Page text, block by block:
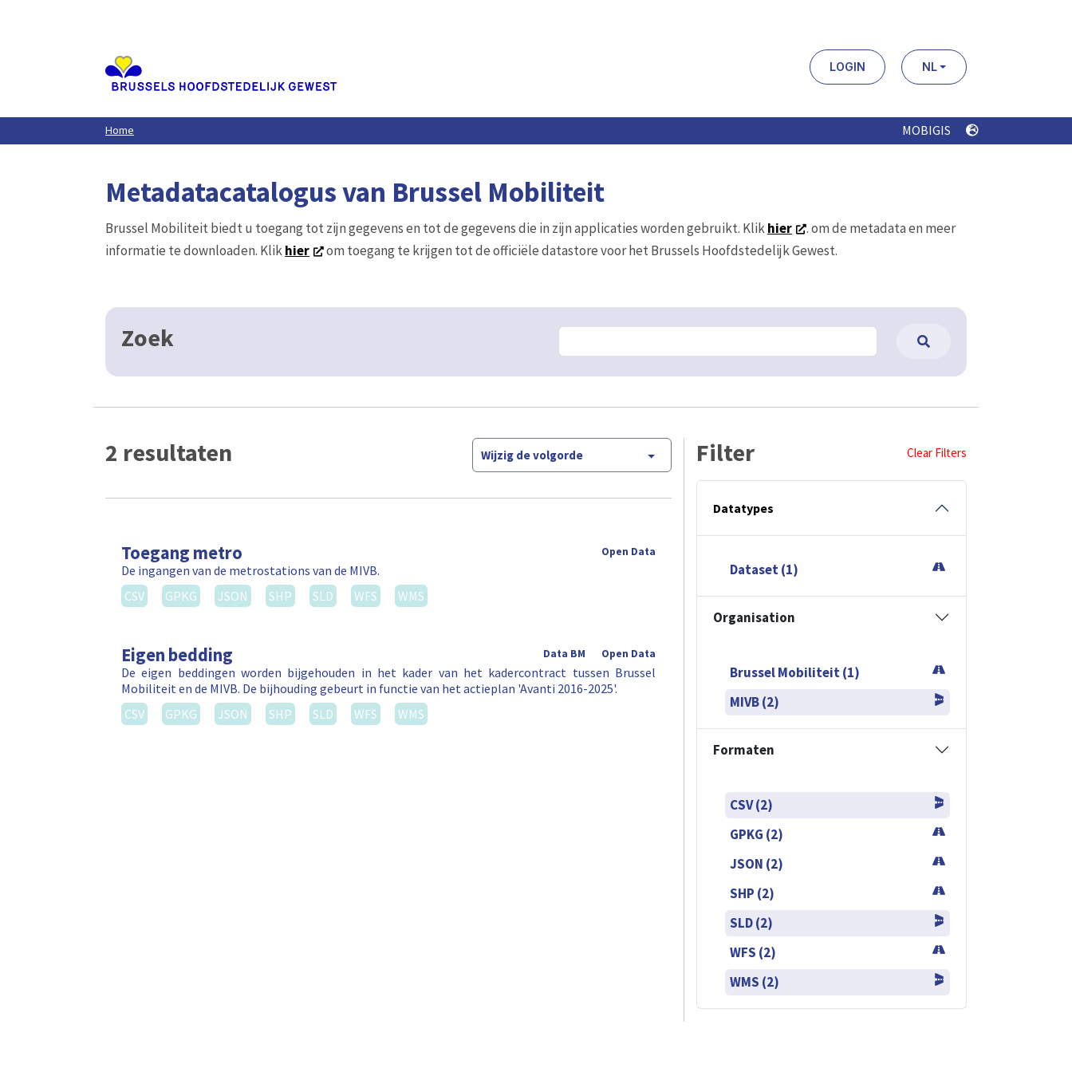
LOGIN NL
Home MOBIGIS
Metadatacatalogus van Brussel Mobiliteit
Brussel Mobiliteit biedt u toegang tot zijn gegevens en tot de gegevens die in zijn applicaties worden gebruikt. Klikhier
. om de metadata en meer
informatie te downloaden. Klikhier om toegang te krijgen tot de officiële datastore voor het Brussels Hoofdstedelijk Gewest.
Zoek
2 resultaten Wijzig de volgorde
Toegang metro Open Data
De ingangen van de metrostations van de MIVB.
CSV
GPKG JSON SHP SLD WFS WMS
Eigen bedding Open Data
Data BM
De eigen beddingen worden bijgehouden in het kader van het kadercontract tussen Brussel
Mobiliteit en de MIVB. De bijhouding gebeurt in functie van het actieplan 'Avanti 2016-2025'.
CSV
GPKG JSON SHP SLD WFS WMS
Filter Clear Filters
Datatypes
Dataset (1)
Organisation
Brussel Mobiliteit (1)
MIVB (2)
Formaten
CSV (2)
GPKG (2)
JSON (2)
SHP (2)
SLD (2)
WFS (2)
WMS (2)